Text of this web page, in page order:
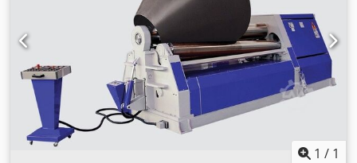
- Ruchomy panel sterowania - Zgodnie z normami CE
Cjdpfjd Ab Rajx Ahierf Opcje: - zmienna prędkość obrotowa
EURO 5.858,-- - Stół do podawania materiału EURO 5.100,--
- Chłodnica oleju STD. - Wsparcie centrum EURO 18.750,-- -
Wsporniki boczne EURO 12.750,-- - Automatyczny odciąg
materiału - SPS-control - Sterowanie CNC - Automatyczny
system załadunku materiału - Wymienna rolka górna -
Regulowany system podparcia rolek dolnych (dla
specjalnych wymagań klienta) Posiadamy wiele referencji!
1 / 1